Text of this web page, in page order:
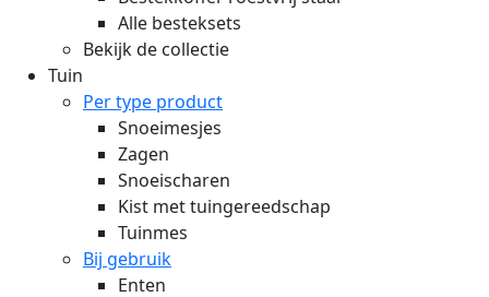
Alle besteksets
Bekijk de collectie
Tuin
Per type product
Snoeimesjes
Zagen
Snoeischaren
Kist met tuingereedschap
Tuinmes
Bij gebruik
Enten